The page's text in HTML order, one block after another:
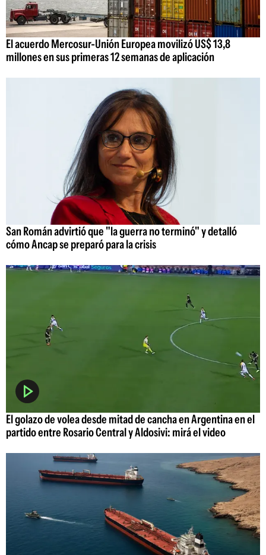
El acuerdo Mercosur-Unión Europea movilizó US$ 13,8
millones en sus primeras 12 semanas de aplicación
San Román advirtió que "la guerra no terminó" y detalló
cómo Ancap se preparó para la crisis
El golazo de volea desde mitad de cancha en Argentina en el
partido entre Rosario Central y Aldosivi: mirá el video